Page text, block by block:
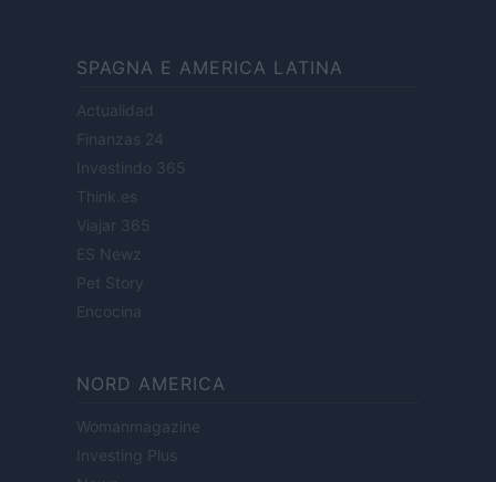
SPAGNA E AMERICA LATINA
Actualidad
Finanzas 24
Investindo 365
Think.es
Viajar 365
ES Newz
Pet Story
Encocina
NORD AMERICA
Womanmagazine
Investing Plus